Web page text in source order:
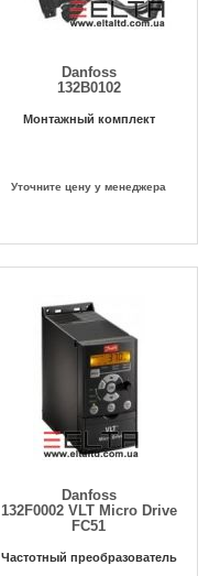
Danfoss
132B0102
Монтажный комплект
Уточните цену у менеджера
Danfoss
132F0002 VLT Micro Drive
FC51
Частотный преобразователь